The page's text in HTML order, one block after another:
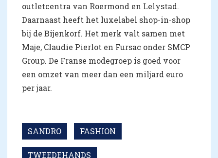
outletcentra van Roermond en Lelystad.
Daarnaast heeft het luxelabel shop-in-shop
bij de Bijenkorf. Het merk valt samen met
Maje, Claudie Pierlot en Fursac onder SMCP
Group. De Franse modegroep is goed voor
een omzet van meer dan een miljard euro
per jaar.
SANDRO FASHION
TWEEDEHANDS